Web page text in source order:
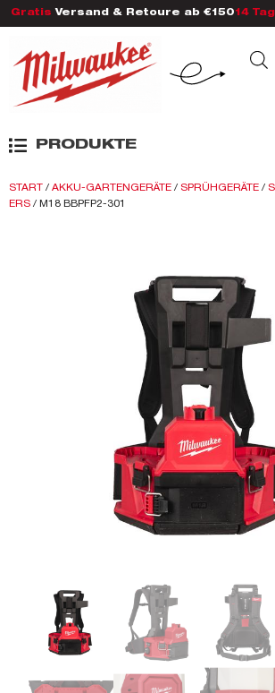
Gratis Versand & Retoure ab €150 14
PRODUKTE
START / AKKU-GARTENGERÄTE / SPRÜHGERÄTE /
ERS / M18 BBPFP2-301